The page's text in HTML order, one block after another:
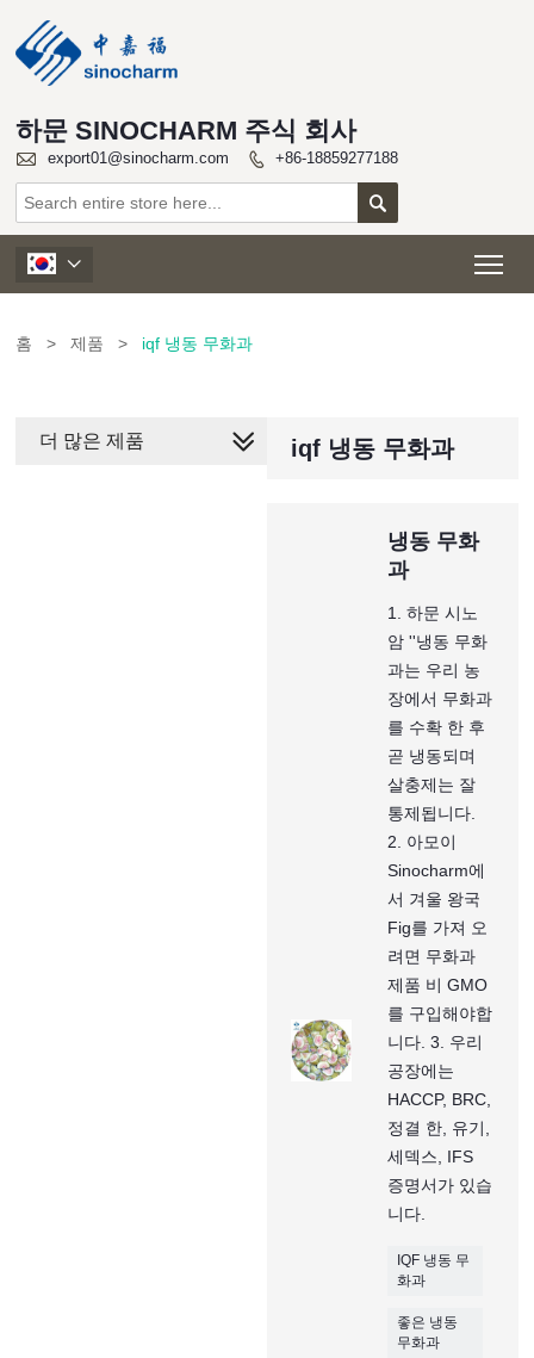
하문 SINOCHARM 주식 회사
 export01@sinocharm.com  +86-18859277188


홈 > 제품 > iqf 냉동 무화과
iqf 냉동 무화과
냉동 무화
과
1. 하문 시노
암 ''냉동 무화
과는 우리 농
장에서 무화과
를 수확 한 후
곧 냉동되며
살충제는 잘
통제됩니다.
2. 아모이
Sinocharm에
서 겨울 왕국
Fig를 가져 오
려면 무화과
제품 비 GMO
를 구입해야합
니다. 3. 우리
공장에는
HACCP, BRC,
정결 한, 유기,
세덱스, IFS
증명서가 있습
니다.
IQF 냉동 무
화과
좋은 냉동
무화과
더 많은 제품